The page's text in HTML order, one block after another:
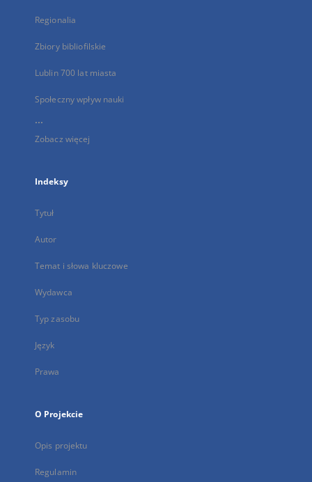
Regionalia
Zbiory bibliofilskie
Lublin 700 lat miasta
Społeczny wpływ nauki
...
Zobacz więcej
Indeksy
Tytuł
Autor
Temat i słowa kluczowe
Wydawca
Typ zasobu
Język
Prawa
O Projekcie
Opis projektu
Regulamin